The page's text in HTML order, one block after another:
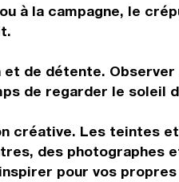
à la campagne, le
de détente.
de regarder le soleil
créative. Les teintes
des
pour vos